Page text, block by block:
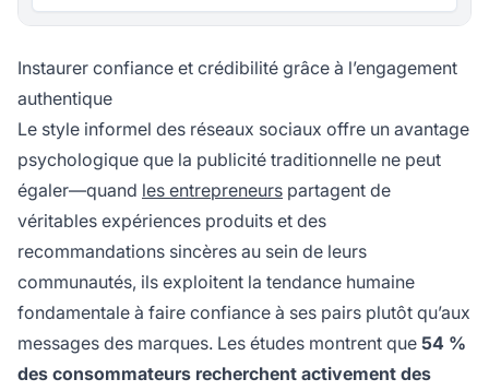
Instaurer confiance et crédibilité grâce à l’engagement
authentique
Le style informel des réseaux sociaux offre un avantage
psychologique que la publicité traditionnelle ne peut
égaler—quand les entrepreneurs partagent de
véritables expériences produits et des
recommandations sincères au sein de leurs
communautés, ils exploitent la tendance humaine
fondamentale à faire confiance à ses pairs plutôt qu’aux
messages des marques. Les études montrent que 54 %
des consommateurs recherchent activement des